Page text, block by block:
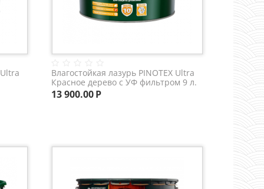
Влагостойкая лазурь PINOTEX Ultra
Красное дерево с УФ фильтром 9 л.
13 900.00 Р